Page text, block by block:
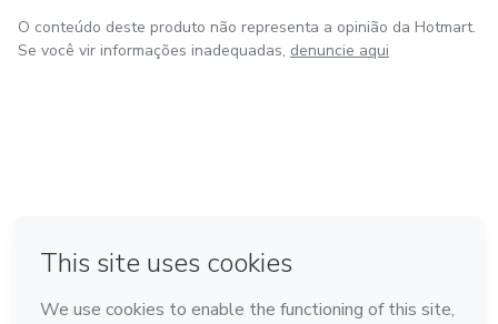
O conteúdo deste produto não representa a opinião da Hotmart.
Se você vir informações inadequadas, denuncie aqui
Feito com ❤ na Cidade do México